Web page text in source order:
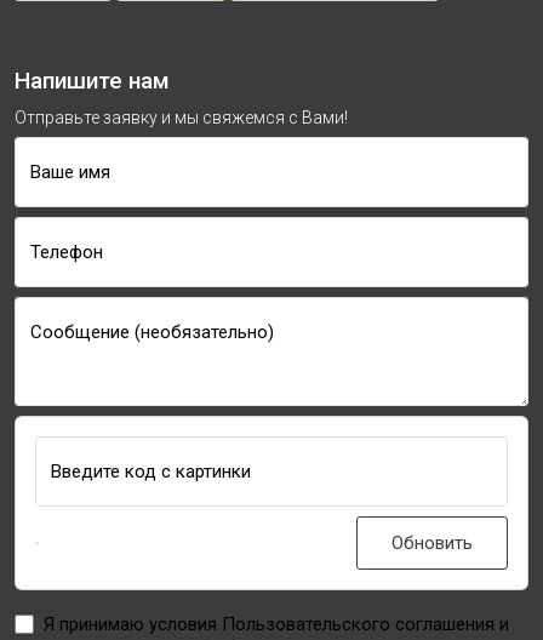
Напишите нам
Отправьте заявку и мы свяжемся с Вами!
Ваше имя
Телефон
Сообщение (необязательно)
Введите код с картинки
Обновить
Я принимаю условия Пользовательского соглашения и